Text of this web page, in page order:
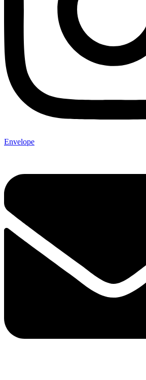
Envelope